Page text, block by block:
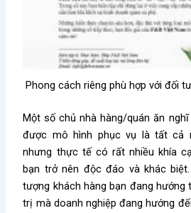
Phong cách riêng phù hợp với đối
Một số chủ nhà hàng/quán ăn
được mô hình phục vụ là tất cả
nhưng thực tế có rất nhiều khía
bạn trở nên độc đáo và khác
tượng khách hàng bạn đang hướng
trị mà doanh nghiệp đang hướng